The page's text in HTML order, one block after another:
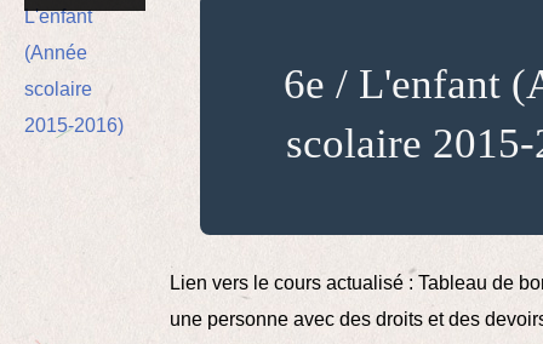
6e / L'enfant
scolaire
Lien vers le cours actualisé : Tableau de
une personne avec des droits et des